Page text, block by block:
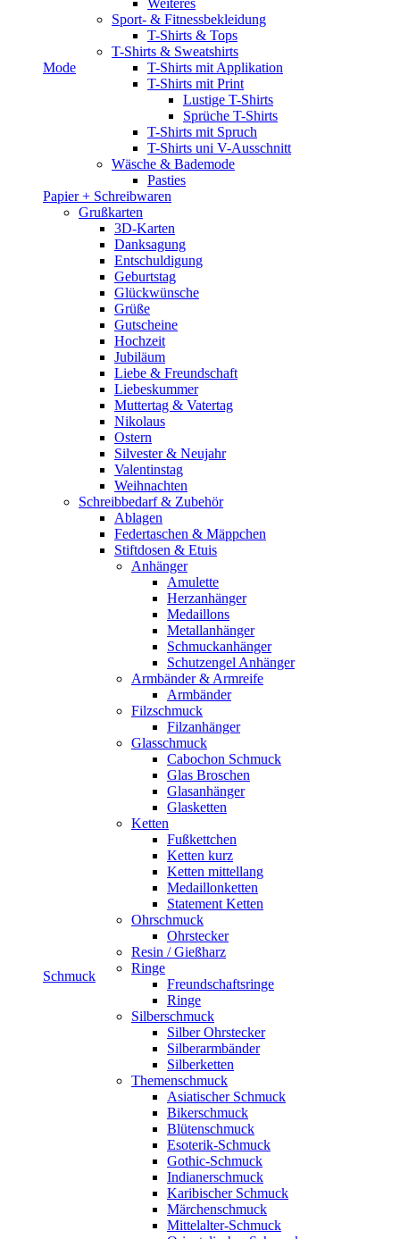
Mode
Weiteres
Sport- & Fitnessbekleidung
T-Shirts & Tops
T-Shirts & Sweatshirts
T-Shirts mit Applikation
T-Shirts mit Print
Lustige T-Shirts
Sprüche T-Shirts
T-Shirts mit Spruch
T-Shirts uni V-Ausschnitt
Wäsche & Bademode
Pasties
Papier + Schreibwaren
Grußkarten
3D-Karten
Danksagung
Entschuldigung
Geburtstag
Glückwünsche
Grüße
Gutscheine
Hochzeit
Jubiläum
Liebe & Freundschaft
Liebeskummer
Muttertag & Vatertag
Nikolaus
Ostern
Silvester & Neujahr
Valentinstag
Weihnachten
Schreibbedarf & Zubehör
Ablagen
Federtaschen & Mäppchen
Stiftdosen & Etuis
Schmuck
Anhänger
Amulette
Herzanhänger
Medaillons
Metallanhänger
Schmuckanhänger
Schutzengel Anhänger
Armbänder & Armreife
Armbänder
Filzschmuck
Filzanhänger
Glasschmuck
Cabochon Schmuck
Glas Broschen
Glasanhänger
Glasketten
Ketten
Fußkettchen
Ketten kurz
Ketten mittellang
Medaillonketten
Statement Ketten
Ohrschmuck
Ohrstecker
Resin / Gießharz
Ringe
Freundschaftsringe
Ringe
Silberschmuck
Silber Ohrstecker
Silberarmbänder
Silberketten
Themenschmuck
Asiatischer Schmuck
Bikerschmuck
Blütenschmuck
Esoterik-Schmuck
Gothic-Schmuck
Indianerschmuck
Karibischer Schmuck
Märchenschmuck
Mittelalter-Schmuck